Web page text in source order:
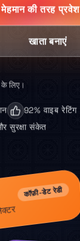
मेहमान की तरह
खाता बनाएं
के लिए।
92% वाइब रेटिंग
सुरक्षा संकेत
कॉफ़ी-डेट रेडी